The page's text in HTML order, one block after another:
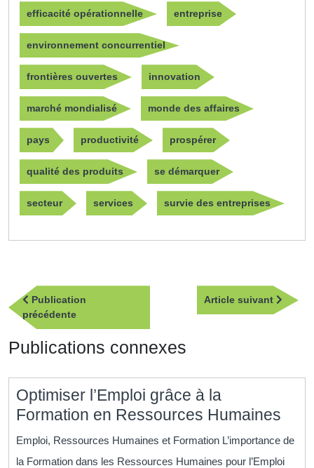
efficacité opérationnelle entreprise
environnement concurrentiel
frontières ouvertes innovation
marché mondialisé monde des affaires
pays productivité prospérer
qualité des produits se démarquer
secteur services survie des entreprises
Navigation
de
l’article
Publication
précédentePublication
précédente
Article suivant
Article
Publications connexes
Optimiser l’Emploi grâce à la
Formation en Ressources Humaines
Emploi, Ressources Humaines et Formation L’importance de
la Formation dans les Ressources Humaines pour l’Emploi